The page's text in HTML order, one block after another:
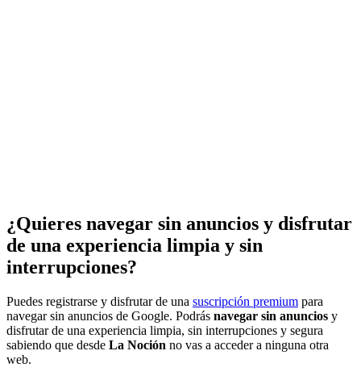
¿Quieres navegar sin anuncios y disfrutar
de una experiencia limpia y sin
interrupciones?
Puedes registrarse y disfrutar de una suscripción premium para
navegar sin anuncios de Google. Podrás navegar sin anuncios y
disfrutar de una experiencia limpia, sin interrupciones y segura
sabiendo que desde La Noción no vas a acceder a ninguna otra
web.